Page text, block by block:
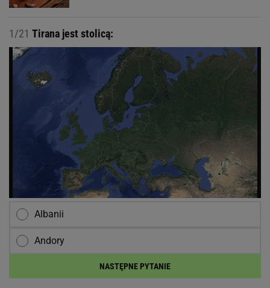
1/21 Tirana jest stolicą:
Albanii
Andory
NASTĘPNE PYTANIE